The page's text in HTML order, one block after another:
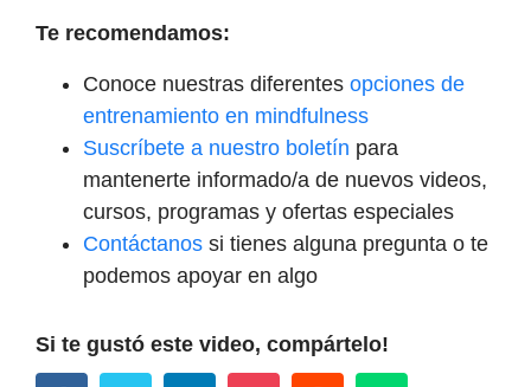
Te recomendamos:
Conoce nuestras diferentes opciones de
entrenamiento en mindfulness
Suscríbete a nuestro boletín para
mantenerte informado/a de nuevos videos,
cursos, programas y ofertas especiales
Contáctanos si tienes alguna pregunta o te
podemos apoyar en algo
Si te gustó este video, compártelo!